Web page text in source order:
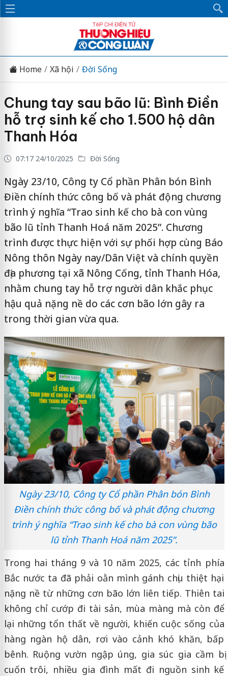
Home Xã hội Đời Sống
Chung tay sau bão lũ: Bình Điền
hỗ trợ sinh kế cho 1.500 hộ dân
Thanh Hóa
07:17 24/10/2025 Đời Sống
Ngày 23/10, Công ty Cổ phần Phân bón Bình
Điền chính thức công bố và phát động chương
trình ý nghĩa “Trao sinh kế cho bà con vùng
bão lũ tỉnh Thanh Hoá năm 2025”. Chương
trình được thực hiện với sự phối hợp cùng Báo
Nông thôn Ngày nay/Dân Việt và chính quyền
địa phương tại xã Nông Cống, tỉnh Thanh Hóa,
nhằm chung tay hỗ trợ người dân khắc phục
hậu quả nặng nề do các cơn bão lớn gây ra
trong thời gian vừa qua.
Ngày 23/10, Công ty Cổ phần Phân bón Bình
Điền chính thức công bố và phát động chương
trình ý nghĩa “Trao sinh kế cho bà con vùng bão
lũ tỉnh Thanh Hoá năm 2025”.
Trong hai tháng 9 và 10 năm 2025, các tỉnh phía
Bắc nước ta đã phải oằn mình gánh chịu thiệt hại
nặng nề từ những cơn bão lớn liên tiếp. Thiên tai
không chỉ cướp đi tài sản, mùa màng mà còn để
lại những tổn thất về người, khiến cuộc sống của
hàng ngàn hộ dân, rơi vào cảnh khó khăn, bấp
bênh. Ruộng vườn ngập úng, gia súc gia cầm bị
cuốn trôi, nhiều gia đình mất đi nguồn sinh kế